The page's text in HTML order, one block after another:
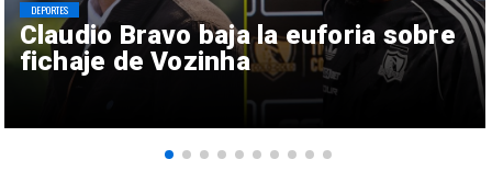
Claudio Bravo baja la euforia sobre
fichaje de Vozinha
DEPORTES